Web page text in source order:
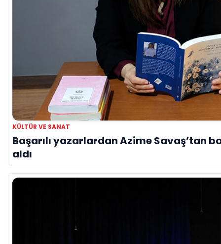
KÜLTÜR VE SANAT
Başarılı yazarlardan Azime Savaş’tan
aldı